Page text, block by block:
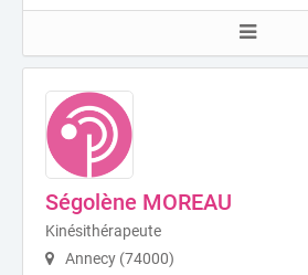
Ségolène MOREAU
Kinésithérapeute
Annecy (74000)